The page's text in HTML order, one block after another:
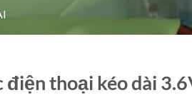
điện thoại kéo dài